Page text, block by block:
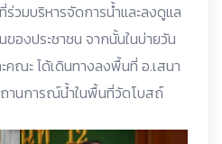
วมบริหารจัดการน้ำและลงดูแล
ของประชาชน จากนั้นในบ่ายวัน
คณะ ได้เดินทางลงพื้นที่ อ.เสนา
านการณ์น้ำในพื้นที่วัดโบสถ์